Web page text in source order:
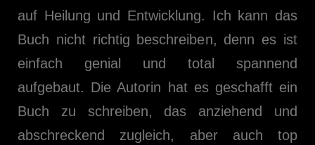
auf Heilung und Entwicklung. Ich kann das
Buch nicht richtig beschreiben, denn es ist
einfach genial und total spannend
aufgebaut. Die Autorin hat es geschafft ein
Buch zu schreiben, das anziehend und
abschreckend zugleich, aber auch top